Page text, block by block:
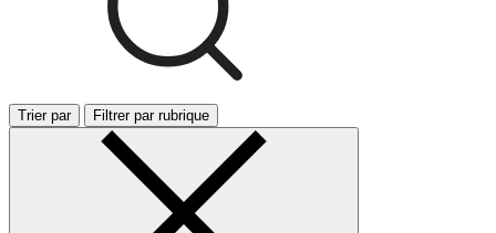
Trier par Filtrer par rubrique